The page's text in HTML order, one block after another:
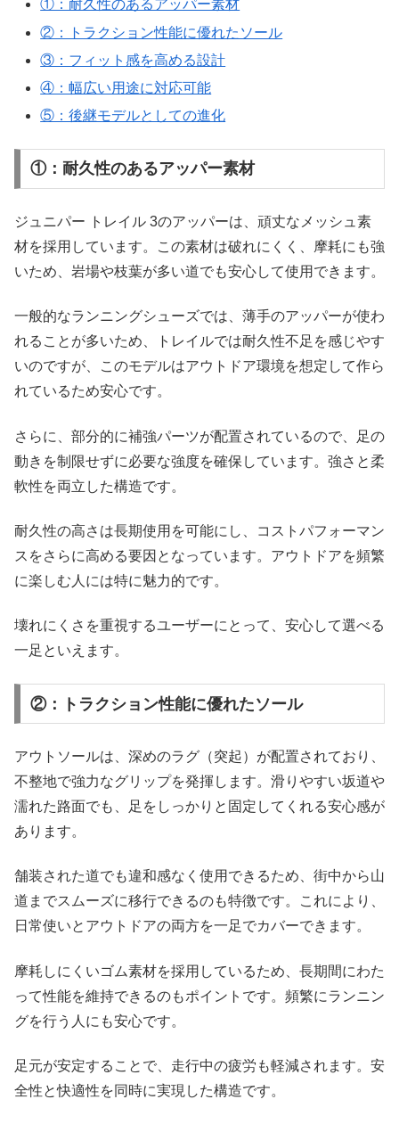
①：耐久性のあるアッパー素材
②：トラクション性能に優れたソール
③：フィット感を高める設計
④：幅広い用途に対応可能
⑤：後継モデルとしての進化
①：耐久性のあるアッパー素材
ジュニパー トレイル 3のアッパーは、頑丈なメッシュ素
材を採用しています。この素材は破れにくく、摩耗にも強
いため、岩場や枝葉が多い道でも安心して使用できます。
一般的なランニングシューズでは、薄手のアッパーが使わ
れることが多いため、トレイルでは耐久性不足を感じやす
いのですが、このモデルはアウトドア環境を想定して作ら
れているため安心です。
さらに、部分的に補強パーツが配置されているので、足の
動きを制限せずに必要な強度を確保しています。強さと柔
軟性を両立した構造です。
耐久性の高さは長期使用を可能にし、コストパフォーマン
スをさらに高める要因となっています。アウトドアを頻繁
に楽しむ人には特に魅力的です。
壊れにくさを重視するユーザーにとって、安心して選べる
一足といえます。
②：トラクション性能に優れたソール
アウトソールは、深めのラグ（突起）が配置されており、
不整地で強力なグリップを発揮します。滑りやすい坂道や
濡れた路面でも、足をしっかりと固定してくれる安心感が
あります。
舗装された道でも違和感なく使用できるため、街中から山
道までスムーズに移行できるのも特徴です。これにより、
日常使いとアウトドアの両方を一足でカバーできます。
摩耗しにくいゴム素材を採用しているため、長期間にわた
って性能を維持できるのもポイントです。頻繁にランニン
グを行う人にも安心です。
足元が安定することで、走行中の疲労も軽減されます。安
全性と快適性を同時に実現した構造です。